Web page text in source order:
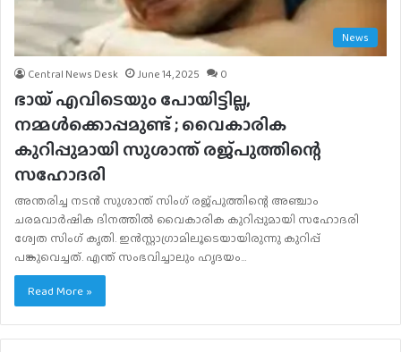
News
Central News Desk June 14, 2025 0
ഭായ് എവിടെയും പോയിട്ടില്ല,
നമ്മൾക്കൊപ്പമുണ്ട് ; വൈകാരിക
കുറിപ്പുമായി സുശാന്ത് രജ്പുത്തിന്റെ
സഹോദരി
അന്തരിച്ച നടൻ സുശാന്ത് സിംഗ് രജ്പുത്തിന്റെ അഞ്ചാം
ചരമവാർഷിക ദിനത്തിൽ വൈകാരിക കുറിപ്പുമായി സഹോദരി
ശ്വേത സിംഗ് കൃതി. ഇൻസ്റ്റാഗ്രാമിലൂടെയായിരുന്നു കുറിപ്പ്
പങ്കുവെച്ചത്. എന്ത് സംഭവിച്ചാലും ഹൃദയം…
Read More »